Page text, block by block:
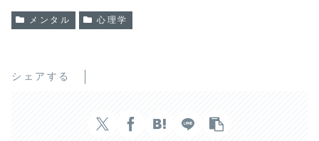
メンタル 心理学
シェアする